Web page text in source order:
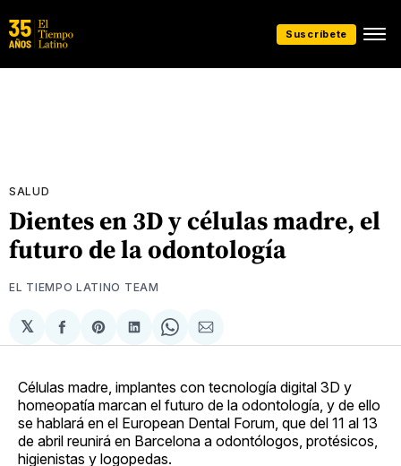
Suscríbete
SALUD
Dientes en 3D y células madre, el
futuro de la odontología
EL TIEMPO LATINO TEAM
𝕏
Compartir
en
Share
on
Compartir
en
Share
on
Compartir
via
Células madre, implantes con tecnología digital 3D y
homeopatía marcan el futuro de la odontología, y de ello
se hablará en el European Dental Forum, que del 11 al 13
de abril reunirá en Barcelona a odontólogos, protésicos,
higienistas y logopedas.